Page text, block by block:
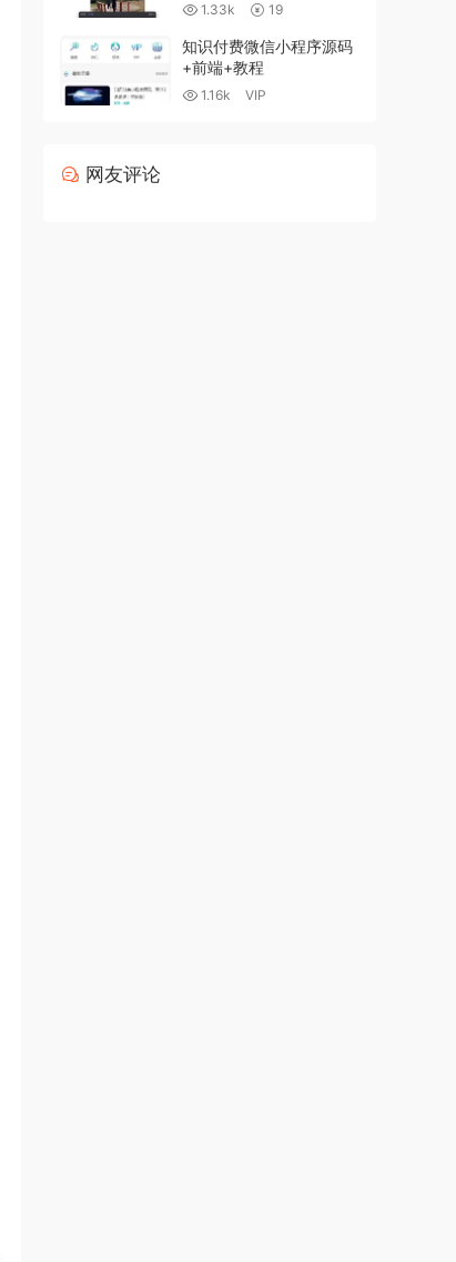
1.33k 19
知识付费微信小程序源码
+前端+教程
1.16k VIP
网友评论